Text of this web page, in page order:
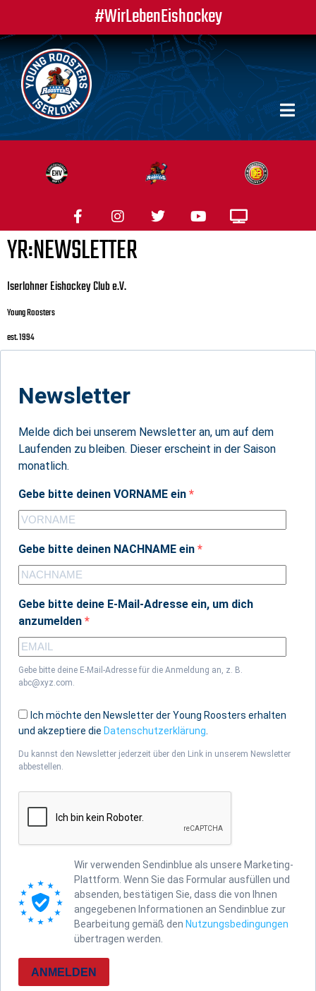
#WirLebenEishockey
YR:NEWSLETTER
Iserlohner Eishockey Club e.V.
Young Roosters
est. 1994
Newsletter
Melde dich bei unserem Newsletter an, um auf dem
Laufenden zu bleiben. Dieser erscheint in der Saison
monatlich.
Gebe bitte deinen VORNAME ein
Gebe bitte deinen NACHNAME ein
Gebe bitte deine E-Mail-Adresse ein, um dich
anzumelden
Gebe bitte deine E-Mail-Adresse für die Anmeldung an, z. B.
abc@xyz.com.
Ich möchte den Newsletter der Young Roosters erhalten
und akzeptiere die Datenschutzerklärung
Du kannst den Newsletter jederzeit über den Link in unserem Newsletter
abbestellen.
Wir verwenden Sendinblue als unsere Marketing-
Plattform. Wenn Sie das Formular ausfüllen und
absenden, bestätigen Sie, dass die von Ihnen
angegebenen Informationen an Sendinblue zur
Bearbeitung gemäß den Nutzungsbedingungen
übertragen werden.
ANMELDEN